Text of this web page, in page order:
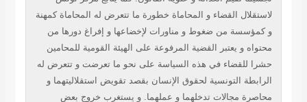
لاستقلال القضاء و المحاماة خطورة ما تتعرض له المحاماة كمهنة
و كمؤسسة من ضغوط و مناورات لإخضاعها و إفراغ دورها من
محتواه و يعتبر القضية المرفوعة على الهيئة القومية للمحامين
حشرا للقضاء في هذه السياسة على نحو ما تعرضت و تتعرض له
الرابطة التونسية لحقوق الإنسان بقصد تقويض استقلاليتهما و
محاصرة مجالات تدخلهما و عملهما. و يستغرب خروج بعض